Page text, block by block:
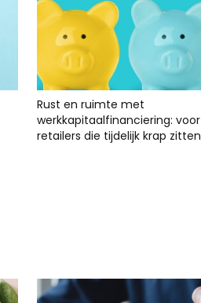
Rust en ruimte met
werkkapitaalfinanciering: voor
retailers die tijdelijk krap zitten